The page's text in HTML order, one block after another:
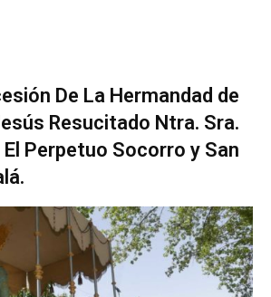
De La Hermandad de
Resucitado Ntra. Sra.
El Perpetuo Socorro y San